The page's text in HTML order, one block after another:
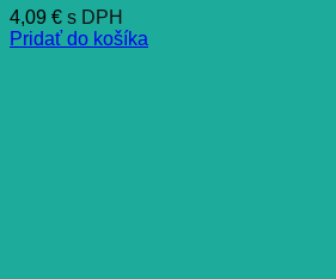
4,09 € s DPH
Pridať do košíka